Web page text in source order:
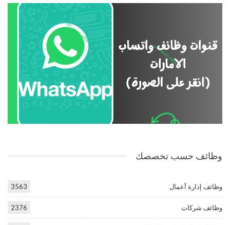
وظائف حسب تخصصك
وظائف إدارة أعمال 3563
وظائف شركات 2376